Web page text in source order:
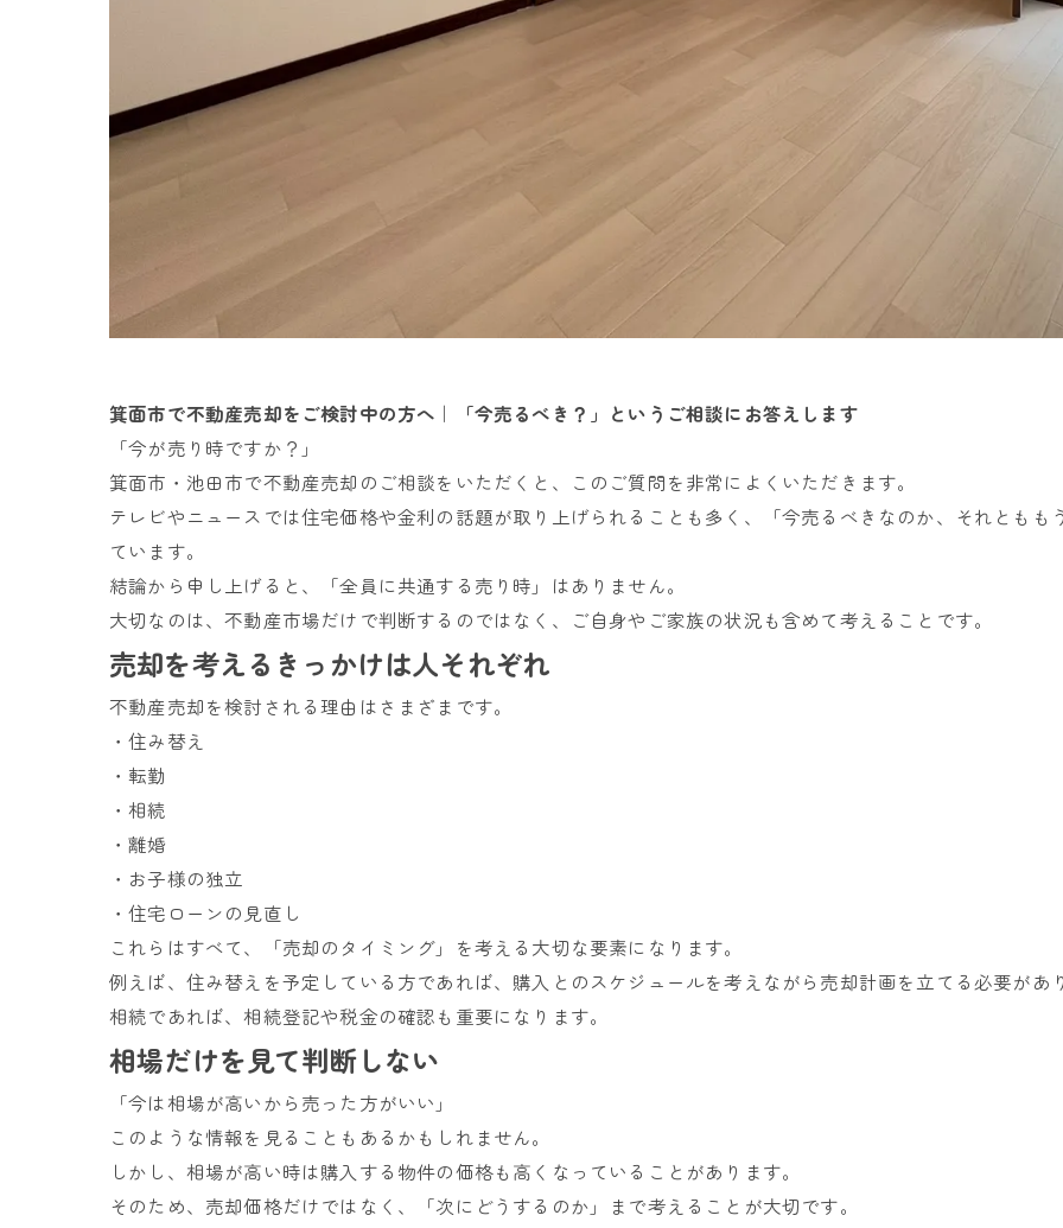
箕面市で不動産売却をご検討中の方へ｜「今売るべき？」というご相談にお答えします
「今が売り時ですか？」
箕面市・池田市で不動産売却のご相談をいただくと、このご質問を非常によくいただきます。
テレビやニュースでは住宅価格や金利の話題が取り上げられることも多く、「今売るべきなのか、それとも
ています。
結論から申し上げると、「全員に共通する売り時」はありません。
大切なのは、不動産市場だけで判断するのではなく、ご自身やご家族の状況も含めて考えることです。
売却を考えるきっかけは人それぞれ
不動産売却を検討される理由はさまざまです。
・住み替え
・転勤
・相続
・離婚
・お子様の独立
・住宅ローンの見直し
これらはすべて、「売却のタイミング」を考える大切な要素になります。
例えば、住み替えを予定している方であれば、購入とのスケジュールを考えながら売却計画を立てる必要があ
相続であれば、相続登記や税金の確認も重要になります。
相場だけを見て判断しない
「今は相場が高いから売った方がいい」
このような情報を見ることもあるかもしれません。
しかし、相場が高い時は購入する物件の価格も高くなっていることがあります。
そのため、売却価格だけではなく、「次にどうするのか」まで考えることが大切です。